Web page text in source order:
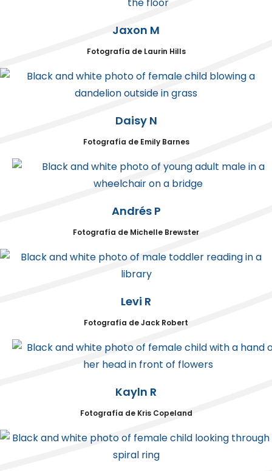
Jaxon M
Fotografía de Laurin Hills
Daisy N
Fotografía de Emily Barnes
Andrés P
Fotografía de Michelle Brewster
Levi R
Fotografía de Jack Robert
Kayln R
Fotografía de Kris Copeland